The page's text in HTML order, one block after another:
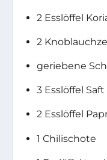
2 Esslöffel
2
geriebene
3 Esslöffel
2 Esslöffel
1 Chilischote